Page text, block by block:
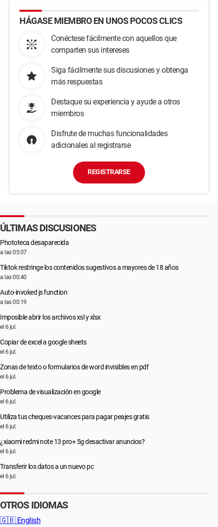
HÁGASE MIEMBRO EN UNOS POCOS CLICS
Conéctese fácilmente con aquellos que
comparten sus intereses
Siga fácilmente sus discusiones y obtenga
más respuestas
Destaque su experiencia y ayude a otros
miembros
Disfrute de muchas funcionalidades
adicionales al registrarse
REGISTRARSE
ÚLTIMAS DISCUSIONES
Phototeca desaparecida
a las 05:07
Tiktok restringe los contenidos sugestivos a mayores de 18 años
a las 00:40
Auto-invoked js function
a las 00:19
Imposible abrir los archivos xsl y xlsx
el 6 jul.
Copiar de excel a google sheets
el 6 jul.
Zonas de texto o formularios de word invisibles en pdf
el 6 jul.
Problema de visualización en google
el 6 jul.
Utiliza tus cheques-vacances para pagar peajes gratis
el 6 jul.
¿xiaomi redmi note 13 pro+ 5g desactivar anuncios?
el 6 jul.
Transferir los datos a un nuevo pc
el 6 jul.
OTROS IDIOMAS
🇬🇧 English